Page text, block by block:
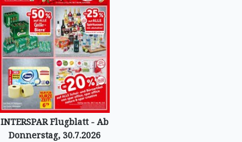
INTERSPAR Flugblatt - Ab
Donnerstag, 30.7.2026